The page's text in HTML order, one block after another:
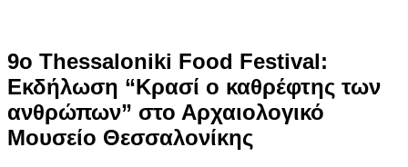
9ο Thessaloniki Food Festival:
Εκδήλωση “Κρασί ο καθρέφτης των
ανθρώπων” στο Αρχαιολογικό
Μουσείο Θεσσαλονίκης